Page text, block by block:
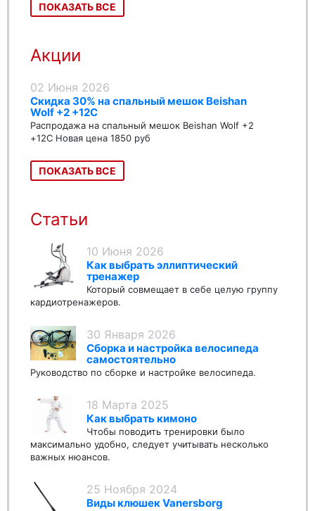
ПОКАЗАТЬ ВСЕ
Акции
02 Июня 2026
Скидка 30% на спальный мешок Beishan
Wolf +2 +12C
Распродажа на спальный мешок Beishan Wolf +2
+12C Новая цена 1850 руб
ПОКАЗАТЬ ВСЕ
Статьи
10 Июня 2026
Как выбрать эллиптический
тренажер
Который совмещает в себе целую группу
кардиотренажеров.
30 Января 2026
Сборка и настройка велосипеда
самостоятельно
Руководство по сборке и настройке велосипеда.
18 Марта 2025
Как выбрать кимоно
Чтобы поводить тренировки было
максимально удобно, следует учитывать несколько
важных нюансов.
25 Ноября 2024
Виды клюшек Vanersborg